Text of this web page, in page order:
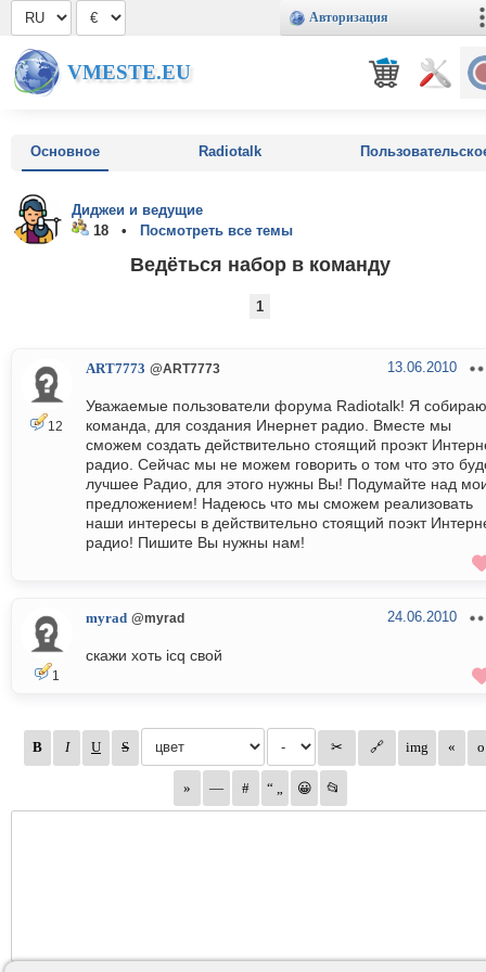
Авторизация
VMESTE.EU
Основное Radiotalk
Диджеи и ведущие
18 •
Посмотреть все темы
Ведёться набор в команду
1
12
ART7773 @ART7773 13.06.2010
Уважаемые пользователи форума Radiotalk! Я собираю
команда, для создания Инернет радио. Вместе мы
сможем создать действительно стоящий проэкт
радио. Сейчас мы не можем говорить о том что это
лучшее Радио, для этого нужны Вы! Подумайте над
предложением! Надеюсь что мы сможем реализовать
наши интересы в действительно стоящий поэкт
радио! Пишите Вы нужны нам!
1
myrad @myrad 24.06.2010
скажи хоть icq свой